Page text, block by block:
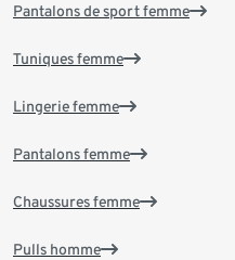
Pantalons de sport femme
Tuniques femme
Lingerie femme
Pantalons femme
Chaussures femme
Pulls homme